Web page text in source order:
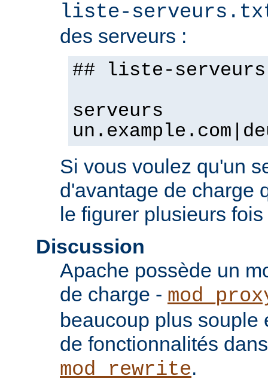
liste-
des serveurs :
## liste-
serveurs
Si vous voulez qu'un
d'avantage de charge
le figurer plusieurs
Discussion
Apache possède un
de charge -
beaucoup plus souple
de fonctionnalités
mod_rewrite.